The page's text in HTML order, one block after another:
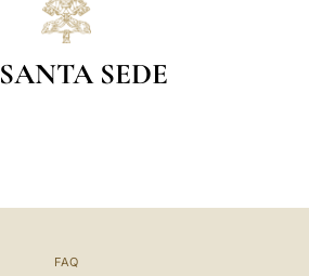
SANTA SEDE
FAQ